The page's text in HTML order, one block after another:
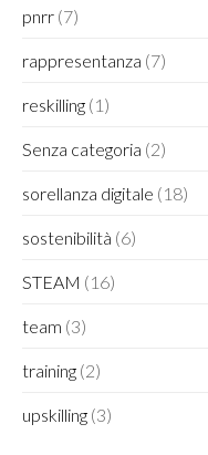
pnrr (7)
rappresentanza (7)
reskilling (1)
Senza categoria (2)
sorellanza digitale (18)
sostenibilità (6)
STEAM (16)
team (3)
training (2)
upskilling (3)